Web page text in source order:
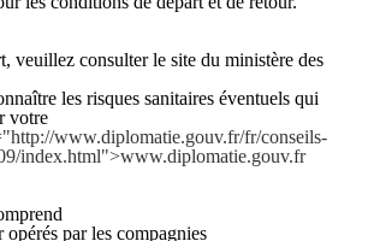
veuillez consulter le site du ministère des
les risques sanitaires éventuels qui
votre
www.diplomatie.gouv.fr/fr/conseils-
index.html">www.diplomatie.gouv.fr
par les compagnies